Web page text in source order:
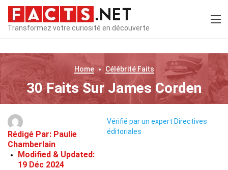
Transformez votre curiosité en découverte
Home CélébritéFaits
30 Faits Sur James Corden
Rédigé Par: Paulie
Chamberlain
Modified & Updated:
19 Déc 2024
Vérifié par un expert Directives
éditoriales